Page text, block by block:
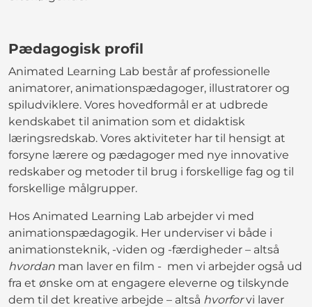
Pædagogisk profil
Animated Learning Lab består af professionelle
animatorer, animationspædagoger, illustratorer og
spiludviklere. Vores hovedformål er at udbrede
kendskabet til animation som et didaktisk
læringsredskab. Vores aktiviteter har til hensigt at
forsyne lærere og pædagoger med nye innovative
redskaber og metoder til brug i forskellige fag og til
forskellige målgrupper.
Hos Animated Learning Lab arbejder vi med
animationspædagogik. Her underviser vi både i
animationsteknik, -viden og -færdigheder – altså
hvordan man laver en film - men vi arbejder også ud
fra et ønske om at engagere eleverne og tilskynde
dem til det kreative arbejde – altså hvorforvi laver